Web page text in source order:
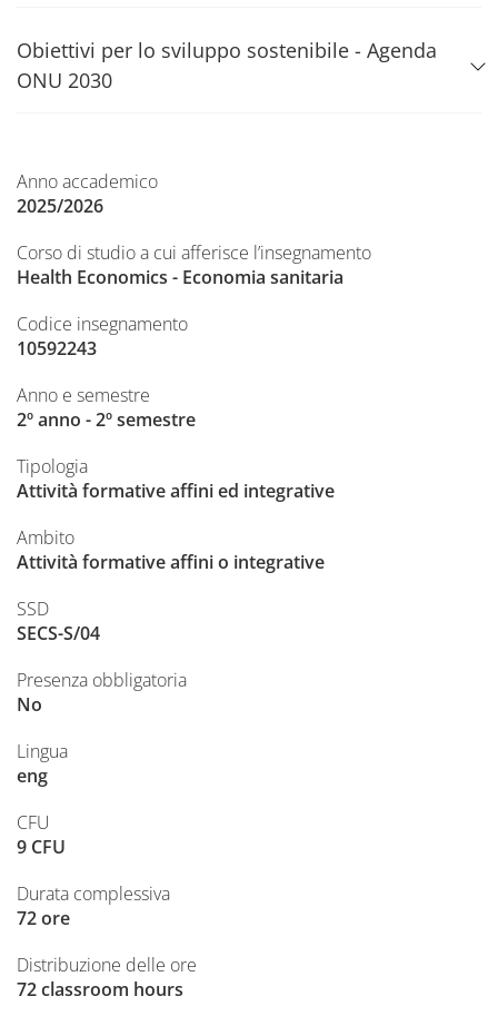
Obiettivi per lo sviluppo sostenibile - Agenda
ONU 2030
Anno accademico
2025/2026
Corso di studio a cui afferisce l’insegnamento
Health Economics - Economia sanitaria
Codice insegnamento
10592243
Anno e semestre
2º anno - 2º semestre
Tipologia
Attività formative affini ed integrative
Ambito
Attività formative affini o integrative
SSD
SECS-S/04
Presenza obbligatoria
No
Lingua
eng
CFU
9 CFU
Durata complessiva
72 ore
Distribuzione delle ore
72 classroom hours